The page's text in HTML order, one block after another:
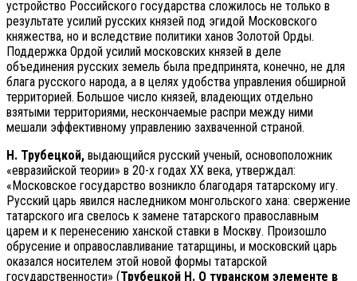
устройство Российского государства сложилось не только в
результате усилий русских князей под эгидой Московского
княжества, но и вследствие политики ханов Золотой Орды.
Поддержка Ордой усилий московских князей в деле
объединения русских земель была предпринята, конечно, не для
блага русского народа, а в целях удобства управления обширной
территорией. Большое число князей, владеющих отдельно
взятыми территориями, нескончаемые распри между ними
мешали эффективному управлению захваченной страной.
Н. Трубецкой, выдающийся русский ученый, основоположник
«евразийской теории» в 20-х годах ХХ века, утверждал:
«Московское государство возникло благодаря татарскому игу.
Русский царь явился наследником монгольского хана: свержение
татарского ига свелось к замене татарского православным
царем и к перенесению ханской ставки в Москву. Произошло
обрусение и оправославливание татарщины, и московский царь
оказался носителем этой новой формы татарской
государственности» (Трубецкой Н. О туранском элементе в